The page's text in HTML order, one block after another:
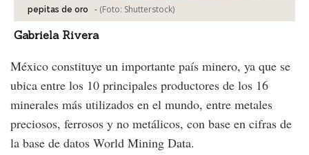
pepitas de oro - (Foto: Shutterstock)
Gabriela Rivera
México constituye un importante país minero, ya que se
ubica entre los 10 principales productores de los 16
minerales más utilizados en el mundo, entre metales
preciosos, ferrosos y no metálicos, con base en cifras de
la base de datos World Mining Data.